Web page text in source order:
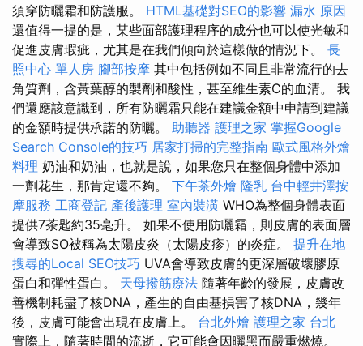
須穿防曬霜和防護服。 HTML基礎對SEO的影響 漏水 原因
還值得一提的是，某些面部護理程序的成分也可以使光敏和
促進皮膚瑕疵，尤其是在我們傾向於這樣做的情況下。 長
照中心 單人房 腳部按摩 其中包括例如不同且非常流行的去
角質劑，含黃葉醇的製劑和酸性，甚至維生素C的血清。 我
們還應該意識到，所有防曬霜只能在建議金額中申請到建議
的金額時提供承諾的防曬。 助聽器 護理之家 掌握Google
Search Console的技巧 居家打掃的完整指南 歐式風格外燴
料理 奶油和奶油，也就是說，如果您只在整個身體中添加
一劑花生，那肯定還不夠。 下午茶外燴 隆乳 台中輕井澤按
摩服務 工商登記 產後護理 室內裝潢 WHO為整個身體表面
提供7茶匙約35毫升。 如果不使用防曬霜，則皮膚的表面層
會導致SO被稱為太陽皮炎（太陽皮疹）的炎症。 提升在地
搜尋的Local SEO技巧 UVA會導致皮膚的更深層破壞膠原
蛋白和彈性蛋白。 天母撥筋療法 隨著年齡的發展，皮膚改
善機制耗盡了核DNA，產生的自由基損害了核DNA，幾年
後，皮膚可能會出現在皮膚上。 台北外燴 護理之家 台北
實際上，隨著時間的流逝，它可能會因曬黑而嚴重燃燒。